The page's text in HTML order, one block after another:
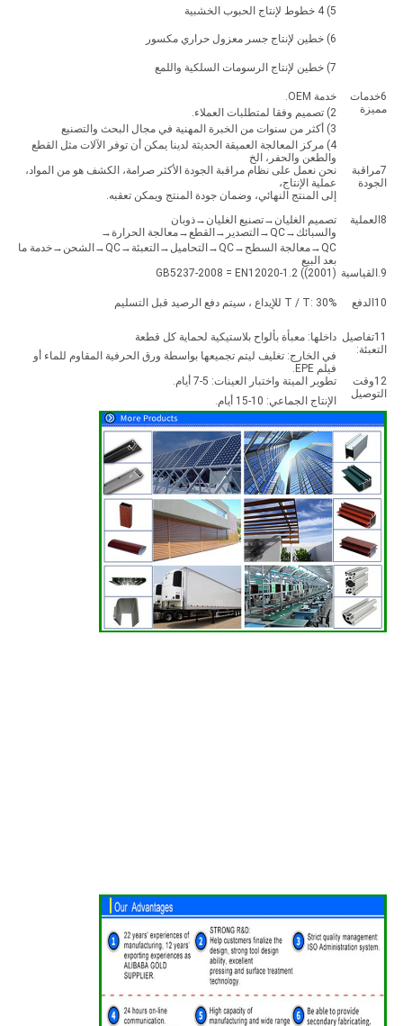
5) 4 خطوط لإنتاج الحبوب الخشبية
6) خطين لإنتاج جسر معزول حراري مكسور
7) خطين لإنتاج الرسومات السلكية واللمع
6خدمات
مميزة
خدمة OEM.
2) تصميم وفقا لمتطلبات العملاء.
3) أكثر من سنوات من الخبرة المهنية في مجال البحث والتصنيع
4) مركز المعالجة العميقة الحديثة لدينا يمكن أن توفر الآلات مثل القطع
والطعن والحفر، الخ
7مراقبة
الجودة
نحن نعمل على نظام مراقبة الجودة الأكثر صرامة، الكشف هو من المواد،
عملية الإنتاج،
إلى المنتج النهائي، وضمان جودة المنتج ويمكن تعقبه.
8العملية
تصميم الغليان→تصنيع الغليان→ذوبان
والسبائك→QC→التصدير→القطع→معالجة الحرارة→
QC→معالجة السطح→QC→التحاميل→التعبئة→QC→الشحن→خدمة ما
بعد البيع
9.القياسية
GB5237-2008 = EN12020-1.2 ((2001)
10الدفع T / T: 30% للإيداع ، سيتم دفع الرصيد قبل التسليم
11تفاصيل
التعبئة:
داخلها: معبأة بألواح بلاستيكية لحماية كل قطعة
في الخارج: تغليف ليتم تجميعها بواسطة ورق الحرفية المقاوم للماء أو
فيلم EPE.
12وقت
التوصيل
تطوير الميتة واختبار العينات: 5-7 أيام.
الإنتاج الجماعي: 10-15 أيام.